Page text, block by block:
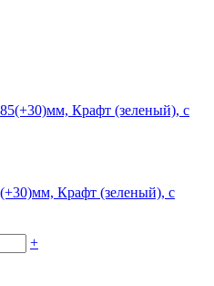
Крафт (зеленый), с
+